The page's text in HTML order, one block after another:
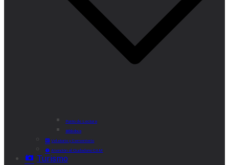
Punto de Lectura
Bibliobús
Velatorio y Cementerio
Atención al Ciudadano CAM
Turismo